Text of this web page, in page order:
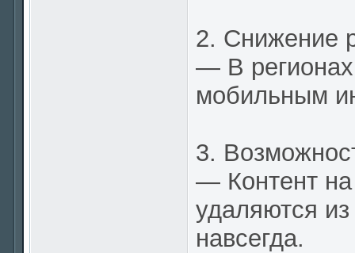
2. Снижение
— В
мобильным
3.
— Контент
удаляются
навсегда.